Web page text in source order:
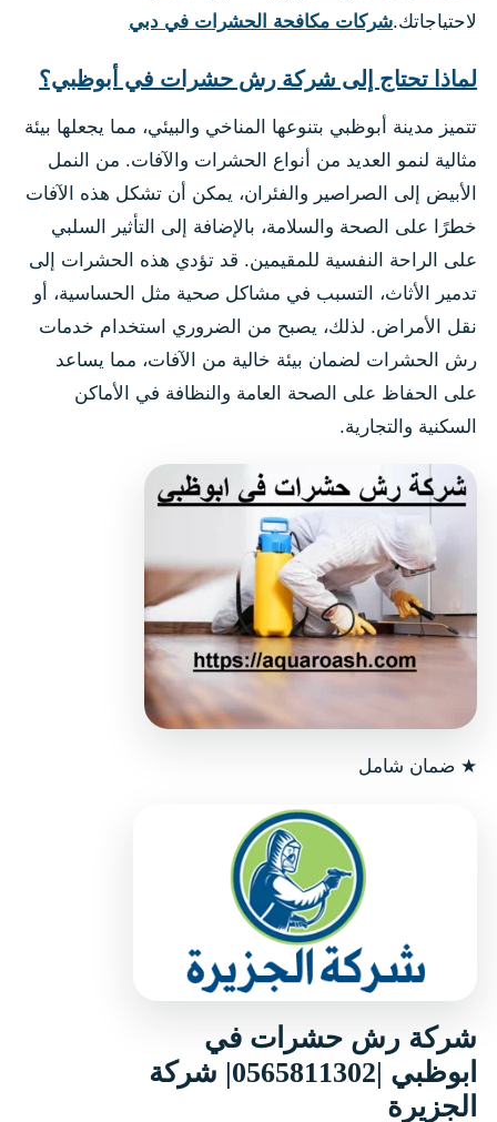
لاحتياجاتك.شركات مكافحة الحشرات في دبي
لماذا تحتاج إلى شركة رش حشرات في أبوظبي؟
تتميز مدينة أبوظبي بتنوعها المناخي والبيئي، مما يجعلها بيئة
مثالية لنمو العديد من أنواع الحشرات والآفات. من النمل
الأبيض إلى الصراصير والفئران، يمكن أن تشكل هذه الآفات
خطرًا على الصحة والسلامة، بالإضافة إلى التأثير السلبي
على الراحة النفسية للمقيمين. قد تؤدي هذه الحشرات إلى
تدمير الأثاث، التسبب في مشاكل صحية مثل الحساسية، أو
نقل الأمراض. لذلك، يصبح من الضروري استخدام خدمات
رش الحشرات لضمان بيئة خالية من الآفات، مما يساعد
على الحفاظ على الصحة العامة والنظافة في الأماكن
السكنية والتجارية.
★ ضمان شامل
شركة رش حشرات في
ابوظبي |0565811302| شركة
الجزيرة